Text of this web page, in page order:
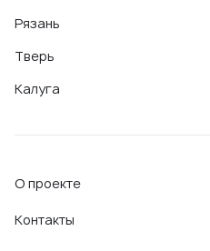
Рязань
Тверь
Калуга
О проекте
Контакты